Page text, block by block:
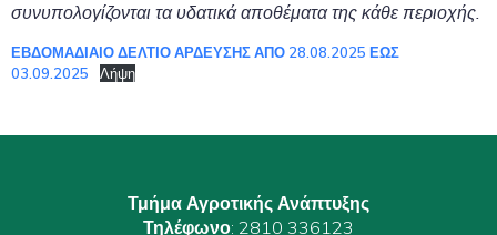
συνυπολογίζονται τα υδατικά αποθέματα της κάθε περιοχής.
ΕΒΔΟΜΑΔΙΑΙΟ ΔΕΛΤΙΟ ΑΡΔΕΥΣΗΣ ΑΠΟ 28.08.2025 ΕΩΣ
03.09.2025
Λήψη
Τμήμα Αγροτικής Ανάπτυξης
Τηλέφωνο: 2810 336123